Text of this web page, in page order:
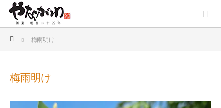
ホーム
梅雨明け
梅雨明け